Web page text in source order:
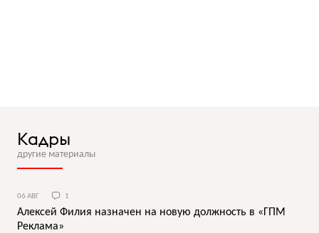
Кадры
другие материалы
06 АВГ 1
Алексей Филия назначен на новую должность в «ГПМ
Реклама»